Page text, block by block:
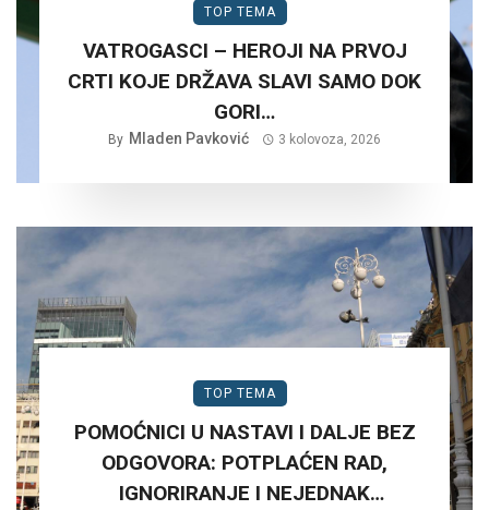
TOP TEMA
VATROGASCI – HEROJI NA PRVOJ
CRTI KOJE DRŽAVA SLAVI SAMO DOK
GORI…
By Mladen Pavković 3 kolovoza, 2026
TOP TEMA
POMOĆNICI U NASTAVI I DALJE BEZ
ODGOVORA: POTPLAĆEN RAD,
IGNORIRANJE I NEJEDNAK